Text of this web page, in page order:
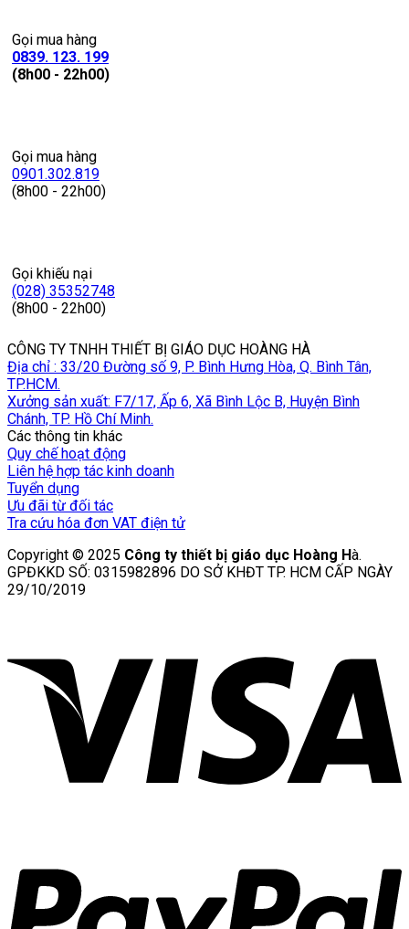
Gọi mua hàng
0839. 123. 199
(8h00 - 22h00)
Gọi mua hàng
0901.302.819
(8h00 - 22h00)
Gọi khiếu nại
(028) 35352748
(8h00 - 22h00)
CÔNG TY TNHH THIẾT BỊ GIÁO DỤC HOÀNG HÀ
Địa chỉ : 33/20 Đường số 9, P. Bình Hưng Hòa, Q. Bình Tân,
TP.HCM.
Xưởng sản xuất: F7/17, Ấp 6, Xã Bình Lộc B, Huyện Bình
Chánh, TP. Hồ Chí Minh.
Các thông tin khác
Quy chế hoạt động
Liên hệ hợp tác kinh doanh
Tuyển dụng
Ưu đãi từ đối tác
Tra cứu hóa đơn VAT điện tử
Copyright © 2025 Công ty thiết bị giáo dục Hoàng Hà.
GPĐKKD SỐ: 0315982896 DO SỞ KHĐT TP. HCM CẤP NGÀY
29/10/2019